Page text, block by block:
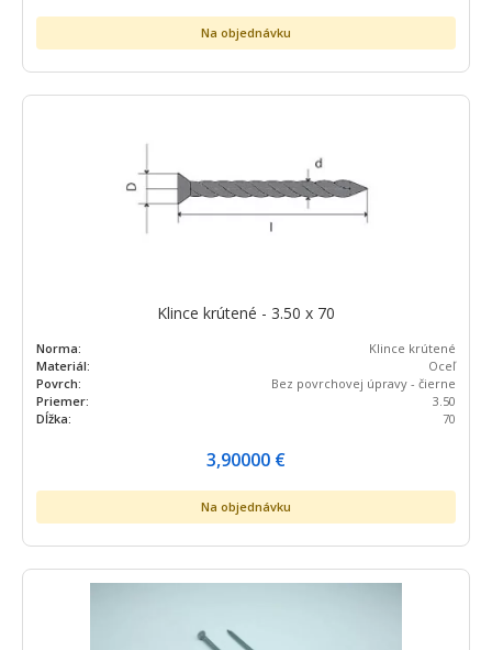
Na objednávku
Klince krútené - 3.50 x 70
Norma:
Klince krútené
Materiál:
Oceľ
Povrch:
Bez povrchovej úpravy - čierne
Priemer:
3.50
Dĺžka:
70
3,90000 €
Na objednávku